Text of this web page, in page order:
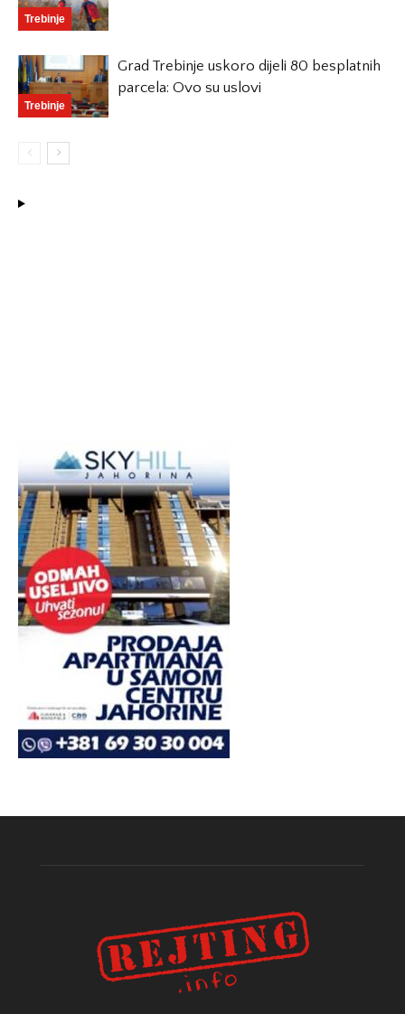
Trebinje
Trebinje
Grad Trebinje uskoro dijeli 80 besplatnih
parcela: Ovo su uslovi